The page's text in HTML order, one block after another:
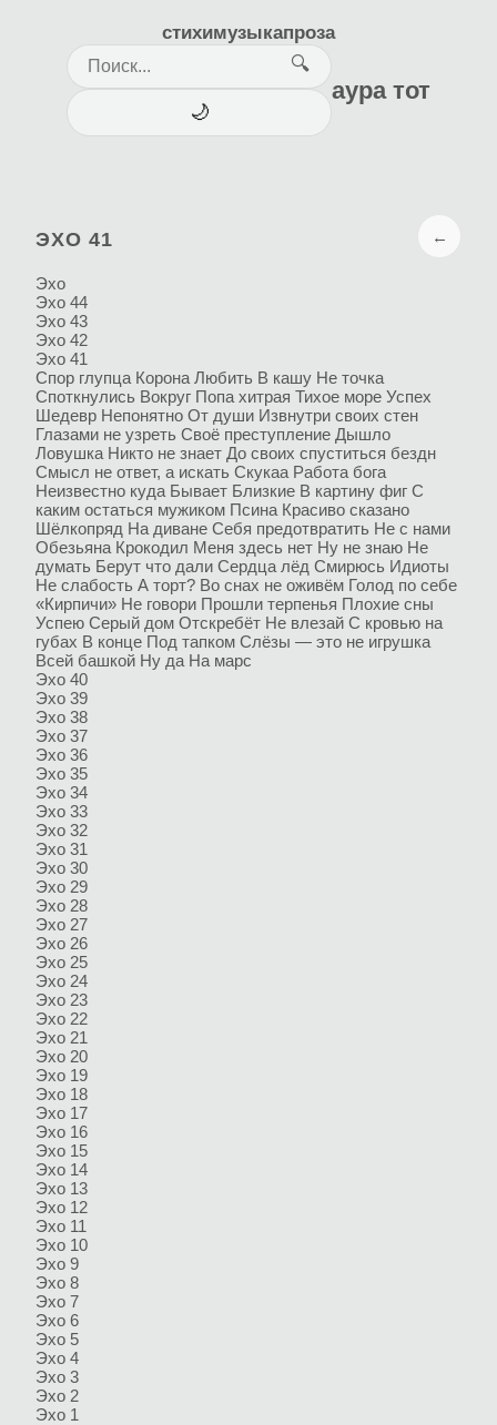
стихимузыкапроза
🔍
🌙
аура тот
ЭХО 41 ←
Эхо
Эхо 44
Эхо 43
Эхо 42
Эхо 41
Спор глупца Корона Любить В кашу Не точка
Споткнулись Вокруг Попа хитрая Тихое море Успех
Шедевр Непонятно От души Извнутри своих стен
Глазами не узреть Своё преступление Дышло
Ловушка Никто не знает До своих спуститься бездн
Смысл не ответ, а искать Скукаа Работа бога
Неизвестно куда Бывает Близкие В картину фиг С
каким остаться мужиком Псина Красиво сказано
Шёлкопряд На диване Себя предотвратить Не с нами
Обезьяна Крокодил Меня здесь нет Ну не знаю Не
думать Берут что дали Сердца лёд Смирюсь Идиоты
Не слабость А торт? Во снах не оживём Голод по себе
«Кирпичи» Не говори Прошли терпенья Плохие сны
Успею Серый дом Отскребёт Не влезай С кровью на
губах В конце Под тапком Слёзы — это не игрушка
Всей башкой Ну да На марс
Эхо 40
Эхо 39
Эхо 38
Эхо 37
Эхо 36
Эхо 35
Эхо 34
Эхо 33
Эхо 32
Эхо 31
Эхо 30
Эхо 29
Эхо 28
Эхо 27
Эхо 26
Эхо 25
Эхо 24
Эхо 23
Эхо 22
Эхо 21
Эхо 20
Эхо 19
Эхо 18
Эхо 17
Эхо 16
Эхо 15
Эхо 14
Эхо 13
Эхо 12
Эхо 11
Эхо 10
Эхо 9
Эхо 8
Эхо 7
Эхо 6
Эхо 5
Эхо 4
Эхо 3
Эхо 2
Эхо 1